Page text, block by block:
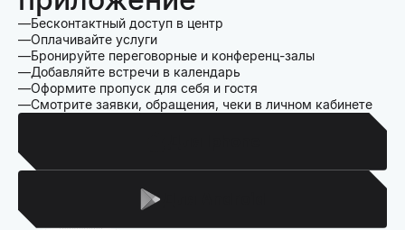
Бесконтактный доступ в центр
Оплачивайте услуги
Бронируйте переговорные и конференц-залы
Добавляйте встречи в календарь
Оформите пропуск для себя и гостя
Смотрите заявки, обращения, чеки в личном кабинете